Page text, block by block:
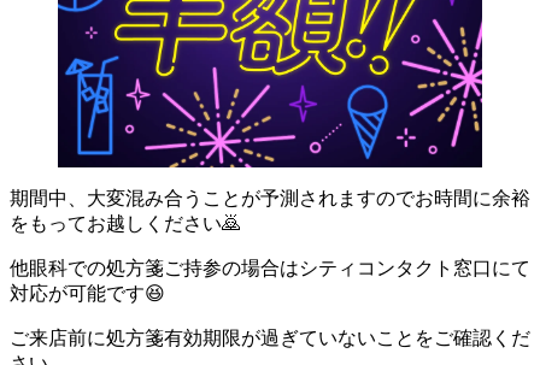
期間中、大変混み合うことが予測されますのでお時間に余裕
をもってお越しください🙇
他眼科での処方箋ご持参の場合はシティコンタクト窓口にて
対応が可能です😆
ご来店前に処方箋有効期限が過ぎていないことをご確認くだ